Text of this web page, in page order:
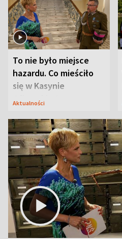
To nie było miejsce
hazardu. Co mieściło
się w Kasynie
Oficerskim?
Aktualności